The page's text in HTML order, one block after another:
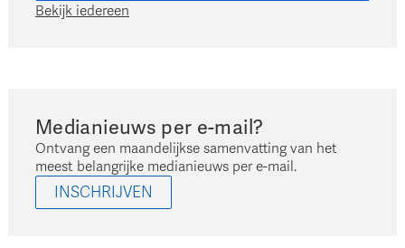
Bekijk iedereen
Medianieuws per e-mail?
Ontvang een maandelijkse samenvatting van het
meest belangrijke medianieuws per e-mail.
INSCHRIJVEN